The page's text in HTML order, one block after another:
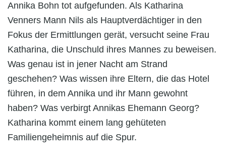
Annika Bohn tot aufgefunden. Als Katharina
Venners Mann Nils als Hauptverdächtiger in den
Fokus der Ermittlungen gerät, versucht seine Frau
Katharina, die Unschuld ihres Mannes zu beweisen.
Was genau ist in jener Nacht am Strand
geschehen? Was wissen ihre Eltern, die das Hotel
führen, in dem Annika und ihr Mann gewohnt
haben? Was verbirgt Annikas Ehemann Georg?
Katharina kommt einem lang gehüteten
Familiengeheimnis auf die Spur.